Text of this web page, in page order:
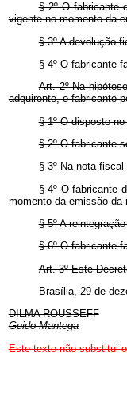
§ 2º O fabricante
vigente no momento da
§ 3º A devolução
§ 4º O fabricante
Art. 2º Na
adquirente, o fabricante
§ 1º O disposto no
§ 2º O fabricante
§ 3º Na nota
§ 4º O fabricante
momento da emissão da
§ 5º A
§ 6º O fabricante
Art. 3º Este
Brasília, 29 de
DILMA ROUSSEFF
Guido Mantega
Este texto não substitui